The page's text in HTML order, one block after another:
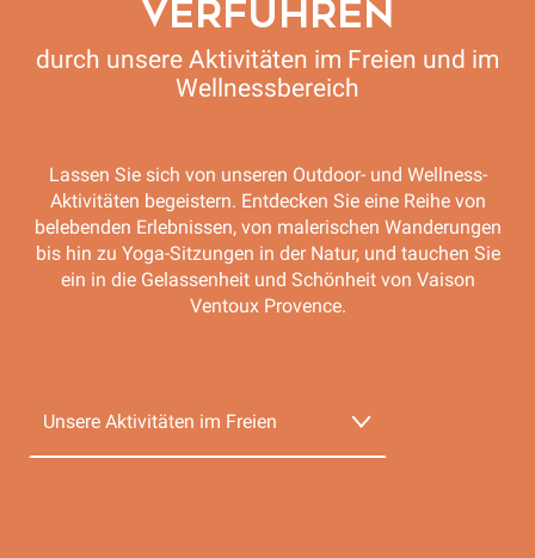
VERFÜHREN
durch unsere Aktivitäten im Freien und im
Wellnessbereich
Lassen Sie sich von unseren Outdoor- und Wellness-
Aktivitäten begeistern. Entdecken Sie eine Reihe von
belebenden Erlebnissen, von malerischen Wanderungen
bis hin zu Yoga-Sitzungen in der Natur, und tauchen Sie
ein in die Gelassenheit und Schönheit von Vaison
Ventoux Provence.
Unsere Aktivitäten im Freien